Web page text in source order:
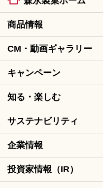
商品情報
CM・動画ギャラリー
キャンペーン
知る・楽しむ
サステナビリティ
企業情報
投資家情報（IR）